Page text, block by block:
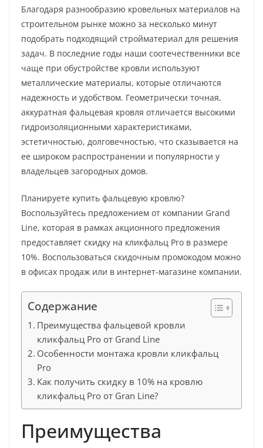
Благодаря разнообразию кровельных материалов на
строительном рынке можно за несколько минут
подобрать подходящий стройматериал для решения
задач. В последние годы наши соотечественники все
чаще при обустройстве кровли используют
металлические материалы, которые отличаются
надежность и удобством. Геометрически точная,
аккуратная фальцевая кровля отличается высокими
гидроизоляционными характеристиками,
эстетичностью, долговечностью, что сказывается на
ее широком распространении и популярности у
владельцев загородных домов.
Планируете купить фальцевую кровлю?
Воспользуйтесь предложением от компании Grand
Line, которая в рамках акционного предложения
предоставляет скидку на кликфальц Pro в размере
10%. Воспользоваться скидочным промокодом можно
в офисах продаж или в интернет-магазине компании.
Содержание
Преимущества фальцевой кровли
кликфальц Pro от Grand Line
Особенности монтажа кровли кликфальц
Pro
Как получить скидку в 10% на кровлю
кликфальц Pro от Gran Line?
Преимущества